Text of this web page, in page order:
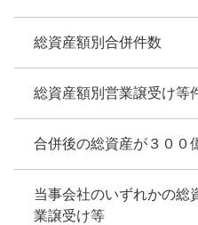
総資産額別合併件数
総資産額別営業譲受け等
合併後の総資産が３００
当事会社のいずれかの総
業譲受け等